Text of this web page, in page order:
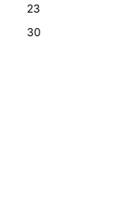
23
30